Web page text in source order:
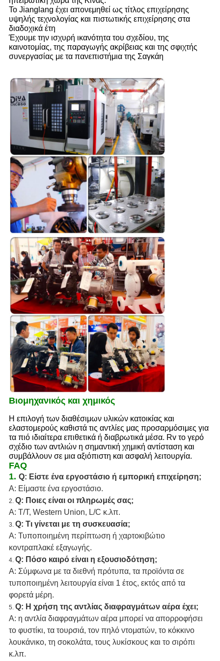
Το Jianglang έχει απονεμηθεί ως τίτλος επιχείρησης
υψηλής τεχνολογίας και πιστωτικής επιχείρησης στα
διαδοχικά έτη
Έχουμε την ισχυρή ικανότητα του σχεδίου, της
καινοτομίας, της παραγωγής ακρίβειας και της σφιχτής
συνεργασίας με τα πανεπιστήμια της Σαγκάη
Βιομηχανικός και χημικός
Η επιλογή των διαθέσιμων υλικών κατοικίας και
ελαστομερούς καθιστά τις αντλίες μας προσαρμόσιμες για
τα πιό ιδιαίτερα επιθετικά ή διαβρωτικά μέσα. Rv το γερό
σχέδιο των αντλιών η σημαντική χημική αντίσταση και
συμβάλλουν σε μια αξιόπιστη και ασφαλή λειτουργία.
FAQ
1. Q: Είστε ένα εργοστάσιο ή εμπορική επιχείρηση;
Α: Είμαστε ένα εργοστάσιο.
2. Q: Ποιες είναι οι πληρωμές σας;
Α: T/T, Western Union, L/C κ.λπ.
3. Q: Τι γίνεται με τη συσκευασία;
Α: Τυποποιημένη περίπτωση ή χαρτοκιβώτιο
κοντραπλακέ εξαγωγής.
4. Q: Πόσο καιρό είναι η εξουσιοδότηση;
Α: Σύμφωνα με τα διεθνή πρότυπα, τα προϊόντα σε
τυποποιημένη λειτουργία είναι 1 έτος, εκτός από τα
φορετά μέρη.
5. Q: Η χρήση της αντλίας διαφραγμάτων αέρα έχει;
Α: η αντλία διαφραγμάτων αέρα μπορεί να απορροφήσει
το φυστίκι, τα τουρσιά, τον πηλό ντοματών, το κόκκινο
λουκάνικο, τη σοκολάτα, τους λυκίσκους και το σιρόπι
κ.λπ.